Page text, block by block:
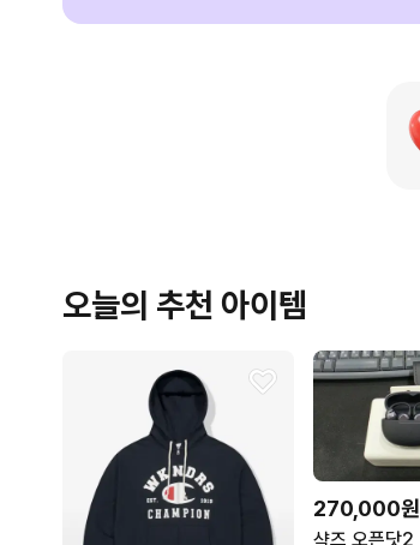
오늘의 추천 아이템
270,000원
샥즈 오픈닷2